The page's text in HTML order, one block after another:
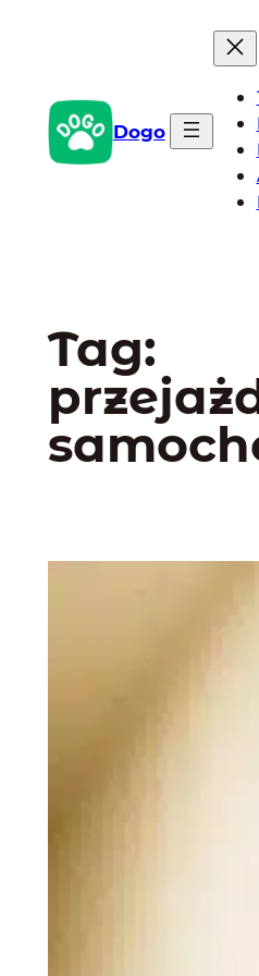
Dogo
Tag: